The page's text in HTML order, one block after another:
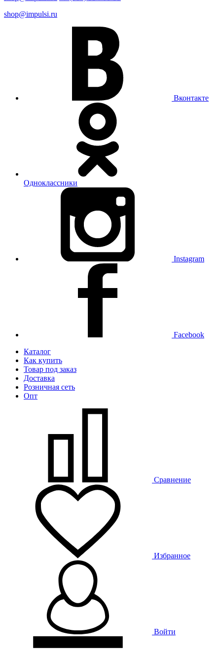
shop@impulsi.ru
Вконтакте
Одноклассники
Instagram
Facebook
Каталог
Как купить
Товар под заказ
Доставка
Розничная сеть
Опт
Сравнение
Избранное
Войти